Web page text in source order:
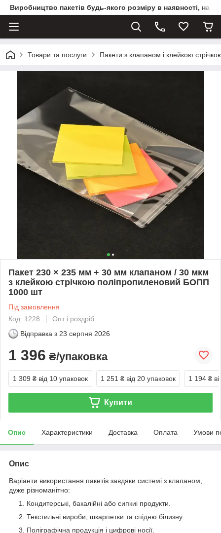
Виробництво пакетів будь-якого розміру в наявності, на
Товари та послуги Пакети з клапаном і клейкою
Пакет 230 × 235 мм + 30 мм клапаном / 30 мкм
з клейкою стрічкою поліпропиленовий БОПП
1000 шт
Під замовлення
Код: 1228
Опт і роздріб
Відправка з 23 серпня 2026
1 396 ₴/упаковка
1 309 ₴ від 10 упаковок 1 251 ₴ від 20 упаковок 1 194 ₴
Купити
Опис Характеристики Доставка Оплата Умови
Опис
Варіанти використання пакетів завдяки системі з клапаном,
дуже різноманітно:
Кондитерські, бакалійні або сипкиі продукти.
Текстильні вироби, шкарпетки та спідню білизну.
Поліграфічна продукція і цифрові носії.